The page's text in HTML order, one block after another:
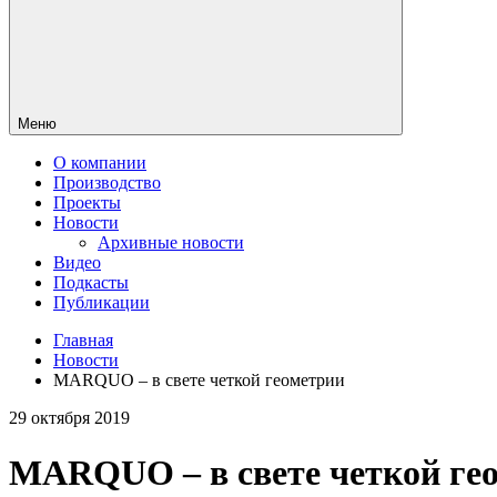
Меню
О компании
Производство
Проекты
Новости
Архивные новости
Видео
Подкасты
Публикации
Главная
Новости
MARQUO – в свете четкой геометрии
29 октября 2019
MARQUO – в свете четкой